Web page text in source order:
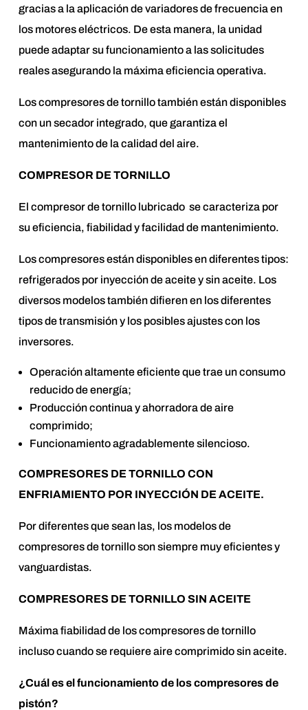
gracias a la aplicación de variadores de frecuencia en
los motores eléctricos. De esta manera, la unidad
puede adaptar su funcionamiento a las solicitudes
reales asegurando la máxima eficiencia operativa.
Los compresores de tornillo también están disponibles
con un secador integrado, que garantiza el
mantenimiento de la calidad del aire.
COMPRESOR DE TORNILLO
El compresor de tornillo lubricado se caracteriza por
su eficiencia, fiabilidad y facilidad de mantenimiento.
Los compresores están disponibles en diferentes tipos:
refrigerados por inyección de aceite y sin aceite. Los
diversos modelos también difieren en los diferentes
tipos de transmisión y los posibles ajustes con los
inversores.
Operación altamente eficiente que trae un consumo
reducido de energía;
Producción continua y ahorradora de aire
comprimido;
Funcionamiento agradablemente silencioso.
COMPRESORES DE TORNILLO CON
ENFRIAMIENTO POR INYECCIÓN DE ACEITE.
Por diferentes que sean las, los modelos de
compresores de tornillo son siempre muy eficientes y
vanguardistas.
COMPRESORES DE TORNILLO SIN ACEITE
Máxima fiabilidad de los compresores de tornillo
incluso cuando se requiere aire comprimido sin aceite.
¿Cuál es el funcionamiento de los compresores de
pistón?